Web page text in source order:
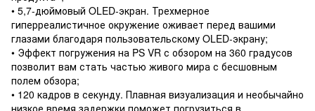
• 5,7-дюймовый OLED-экран. Трехмерное
гиперреалистичное окружение оживает перед вашими
глазами благодаря пользовательскому OLED-экрану;
• Эффект погружения на PS VR с обзором на 360 градусов
позволит вам стать частью живого мира с бесшовным
полем обзора;
• 120 кадров в секунду. Плавная визуализация и необычайно
низкое время задержки поможет погрузиться в